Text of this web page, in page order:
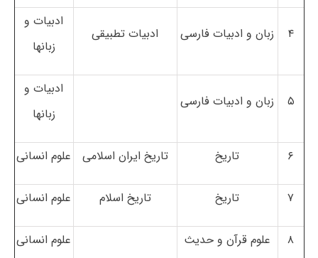
۴ زبان و ادبیات فارسی ادبیات تطبیقی
ادبیات و
زبانها
۵ زبان و ادبیات فارسی
ادبیات و
زبانها
۶ تاریخ تاریخ ایران اسلامی علوم انسانی
۷ تاریخ تاریخ اسلام علوم انسانی
۸ علوم قرآن و حدیث علوم انسانی